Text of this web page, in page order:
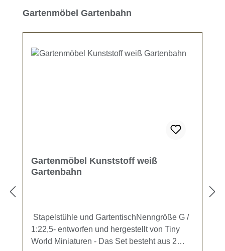
Produktgalerie überspringen
Gartenmöbel Gartenbahn
Gartenmöbel Kunststoff weiß
Gartenbahn
Stapelstühle und GartentischNenngröße G /
1:22,5- entworfen und hergestellt von Tiny
World Miniaturen - Das Set besteht aus 2